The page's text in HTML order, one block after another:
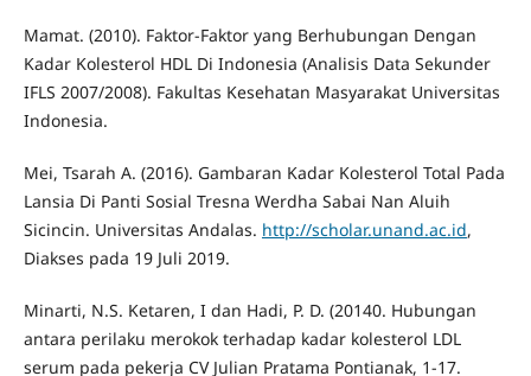
Mamat. (2010). Faktor-Faktor yang Berhubungan Dengan
Kadar Kolesterol HDL Di Indonesia (Analisis Data Sekunder
IFLS 2007/2008). Fakultas Kesehatan Masyarakat Universitas
Indonesia.
Mei, Tsarah A. (2016). Gambaran Kadar Kolesterol Total Pada
Lansia Di Panti Sosial Tresna Werdha Sabai Nan Aluih
Sicincin. Universitas Andalas. http://scholar.unand.ac.id,
Diakses pada 19 Juli 2019.
Minarti, N.S. Ketaren, I dan Hadi, P. D. (20140. Hubungan
antara perilaku merokok terhadap kadar kolesterol LDL
serum pada pekerja CV Julian Pratama Pontianak, 1-17.